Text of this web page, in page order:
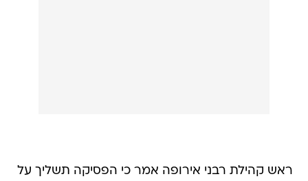
ראש קהילת רבני אירופה אמר כי הפסיקה תשליך על